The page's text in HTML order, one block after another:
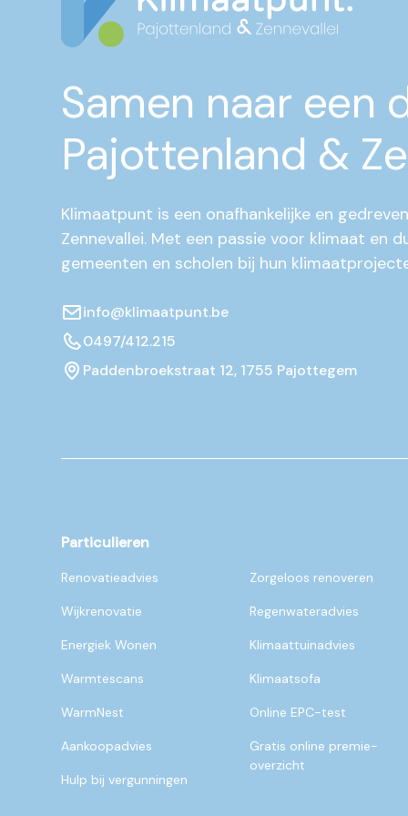
Samen naar een
Pajottenland &
Klimaatpunt is een onafhankelijke en
Zennevallei. Met een passie voor klimaat en
gemeenten en scholen bij hun
info@klimaatpunt.be
0497/412.215
Paddenbroekstraat 12, 1755 Pajottegem
Particulieren
Renovatieadvies
Wijkrenovatie
Energiek Wonen
Warmtescans
WarmNest
Aankoopadvies
Hulp bij vergunningen
Zorgeloos renoveren
Regenwateradvies
Klimaattuinadvies
Klimaatsofa
Online EPC-test
Gratis online premie-
overzicht